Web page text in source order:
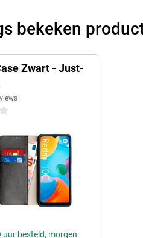
bekeken
Zwart - Just-
uur besteld, morgen